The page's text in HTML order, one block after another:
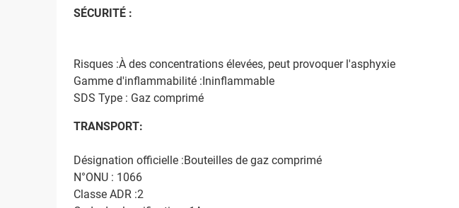
SÉCURITÉ :
Risques :À des concentrations élevées, peut provoquer l'asphyxie
Gamme d'inflammabilité :Ininflammable
SDS Type : Gaz comprimé
TRANSPORT:
Désignation officielle :Bouteilles de gaz comprimé
N°ONU : 1066
Classe ADR :2